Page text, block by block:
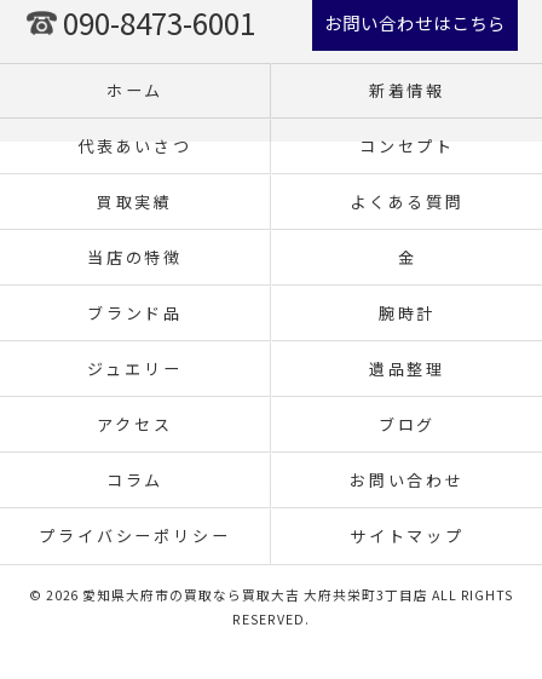
090-8473-6001 お問い合わせはこちら
ホーム 新着情報
代表あいさつ コンセプト
買取実績 よくある質問
当店の特徴 金
ブランド品 腕時計
ジュエリー 遺品整理
アクセス ブログ
コラム お問い合わせ
プライバシーポリシー サイトマップ
© 2026 愛知県大府市の買取なら買取大吉 大府共栄町3丁目店 ALL RIGHTS
RESERVED.